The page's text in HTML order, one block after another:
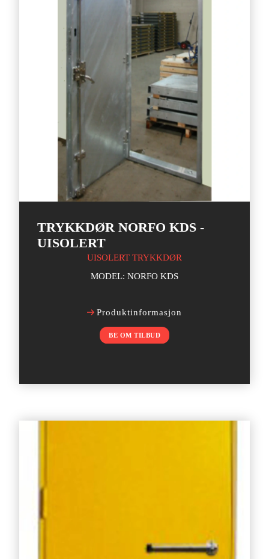
TRYKKDØR NORFO KDS -
UISOLERT
UISOLERT TRYKKDØR
MODEL: NORFO KDS
Produktinformasjon
BE OM TILBUD